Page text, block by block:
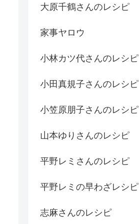
大原千鶴さんのレシピ
家事ヤロウ
小林カツ代さんのレシピ
小田真規子さんのレシピ
小笠原朋子さんのレシピ
山本ゆりさんのレシピ
平野レミさんのレシピ
平野レミの早わざレシピ
志麻さんのレシピ